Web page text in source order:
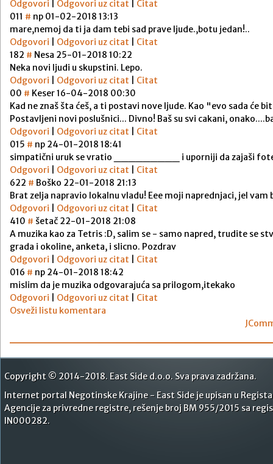
Odgovori Odgovori uz citat
Citat
011 # np 01-02-2018 13:13
mare,nemoj da ti ja dam tebi sad prave ljude.,botu jedan!..
Odgovori
Odgovori uz citat
Citat
182 # Nesa 25-01-2018 10:22
Neka novi ljudi u skupstini. Lepo.
Odgovori
Odgovori uz citat
Citat
00 # Keser16-04-2018 00:30
Kad ne znaš šta ćeš, a ti postavi nove ljude. Kao "evo sada će
Postavljeni novi poslušnici... Divno! Baš su svi cakani,
Odgovori
Odgovori uz citat
Citat
015 # np 24-01-2018 18:41
simpatični uruk se vratio _________ i uporniji da zajaši
Odgovori
Odgovori uz citat
Citat
622 # Boško 22-01-2018 21:13
Brat zelja napravio lokalnu vladu! Eee moji naprednjaci, jel vam
Odgovori
Odgovori uz citat
Citat
410 # šetač 22-01-2018 21:08
A muzika kao za Tetris :D, salim se - samo napred, trudite se
grada i okoline, anketa, i slicno. Pozdrav
Odgovori
Odgovori uz citat
Citat
016 # np 24-01-2018 18:42
mislim da je muzika odgovarajuća sa prilogom,itekako
Odgovori
Odgovori uz citat
Citat
Osveži listu komentara
Copyright © 2014-2018. East Side d.o.o. Sva prava zadržana.
Internet portal Negotinske Krajine - East Side je upisan u
Agencije za privredne registre, rešenje broj BM 955/2015 sa
IN000282.